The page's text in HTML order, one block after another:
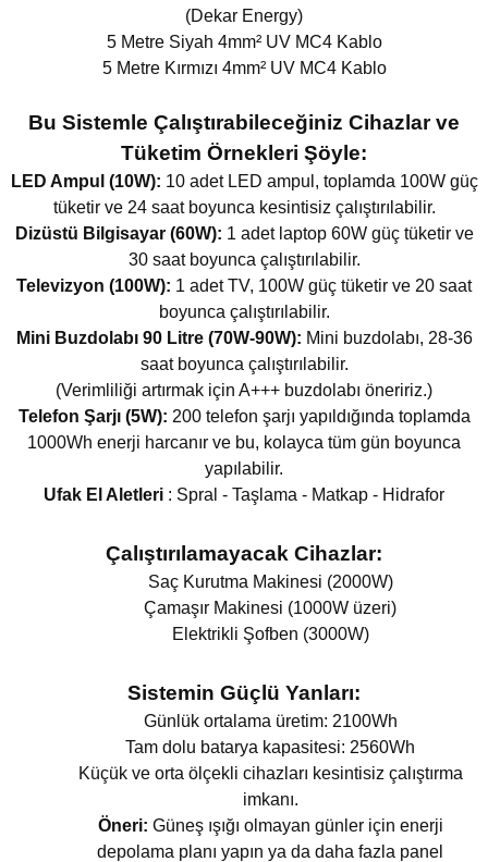
(Dekar Energy)
5 Metre Siyah 4mm² UV MC4 Kablo
5 Metre Kırmızı 4mm² UV MC4 Kablo
Bu Sistemle Çalıştırabileceğiniz Cihazlar ve
Tüketim Örnekleri Şöyle:
LED Ampul (10W): 10 adet LED ampul, toplamda 100W güç
tüketir ve 24 saat boyunca kesintisiz çalıştırılabilir.
Dizüstü Bilgisayar (60W): 1 adet laptop 60W güç tüketir ve
30 saat boyunca çalıştırılabilir.
Televizyon (100W): 1 adet TV, 100W güç tüketir ve 20 saat
boyunca çalıştırılabilir.
Mini Buzdolabı 90 Litre (70W-90W): Mini buzdolabı, 28-36
saat boyunca çalıştırılabilir.
(Verimliliği artırmak için A+++ buzdolabı öneririz.)
Telefon Şarjı (5W): 200 telefon şarjı yapıldığında toplamda
1000Wh enerji harcanır ve bu, kolayca tüm gün boyunca
yapılabilir.
Ufak El Aletleri : Spral - Taşlama - Matkap - Hidrafor
Çalıştırılamayacak Cihazlar:
Saç Kurutma Makinesi (2000W)
Çamaşır Makinesi (1000W üzeri)
Elektrikli Şofben (3000W)
Sistemin Güçlü Yanları:
Günlük ortalama üretim: 2100Wh
Tam dolu batarya kapasitesi: 2560Wh
Küçük ve orta ölçekli cihazları kesintisiz çalıştırma
imkanı.
Öneri: Güneş ışığı olmayan günler için enerji
depolama planı yapın ya da daha fazla panel